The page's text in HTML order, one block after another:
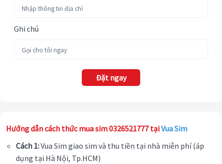
Ghi chú
Đặt ngay
Hướng dẫn cách thức mua sim 0326521777 tạiVua Sim
Cách 1:Vua Sim giao sim và thu tiền tại nhà miễn phí (áp
dụng tại Hà Nội, Tp.HCM)